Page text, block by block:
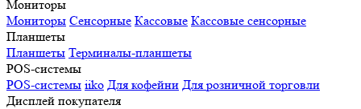
Мониторы
Мониторы Сенсорные Кассовые Кассовые сенсорные
Планшеты
Планшеты Терминалы-планшеты
POS-системы
POS-системы iiko Для кофейни Для розничной торговли
Дисплей покупателя